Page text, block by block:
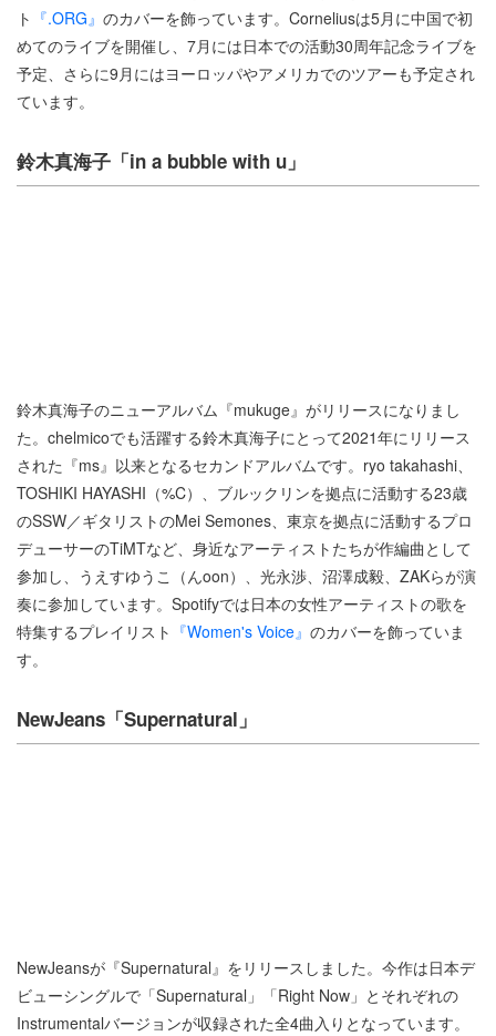
ト 『.ORG』 のカバーを飾っています。Corneliusは5月に中国で初
めてのライブを開催し、7月には日本での活動30周年記念ライブを
予定、さらに9月にはヨーロッパやアメリカでのツアーも予定され
ています。
鈴木真海子「in a bubble with u」
鈴木真海子のニューアルバム『mukuge』がリリースになりまし
た。chelmicoでも活躍する鈴木真海子にとって2021年にリリース
された『ms』以来となるセカンドアルバムです。ryo takahashi、
TOSHIKI HAYASHI（%C）、ブルックリンを拠点に活動する23歳
のSSW／ギタリストのMei Semones、東京を拠点に活動するプロ
デューサーのTiMTなど、身近なアーティストたちが作編曲として
参加し、うえすゆうこ（んoon）、光永渉、沼澤成毅、ZAKらが演
奏に参加しています。Spotifyでは日本の女性アーティストの歌を
特集するプレイリスト 『Women's Voice』 のカバーを飾っていま
す。
NewJeans「Supernatural」
NewJeansが『Supernatural』をリリースしました。今作は日本デ
ビューシングルで「Supernatural」「Right Now」とそれぞれの
Instrumentalバージョンが収録された全4曲入りとなっています。